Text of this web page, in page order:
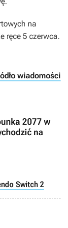
na
ręce 5 czerwca.
wiadomości
2077 w
na
Switch 2